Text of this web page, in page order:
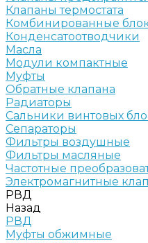
Клапаны термостата
Комбинированные
Конденсатоотводчики
Масла
Модули компактные
Муфты
Обратные клапана
Радиаторы
Сальники винтовых
Сепараторы
Фильтры воздушные
Фильтры масляные
Частотные
Электромагнитные
РВД
Назад
РВД
Муфты обжимные